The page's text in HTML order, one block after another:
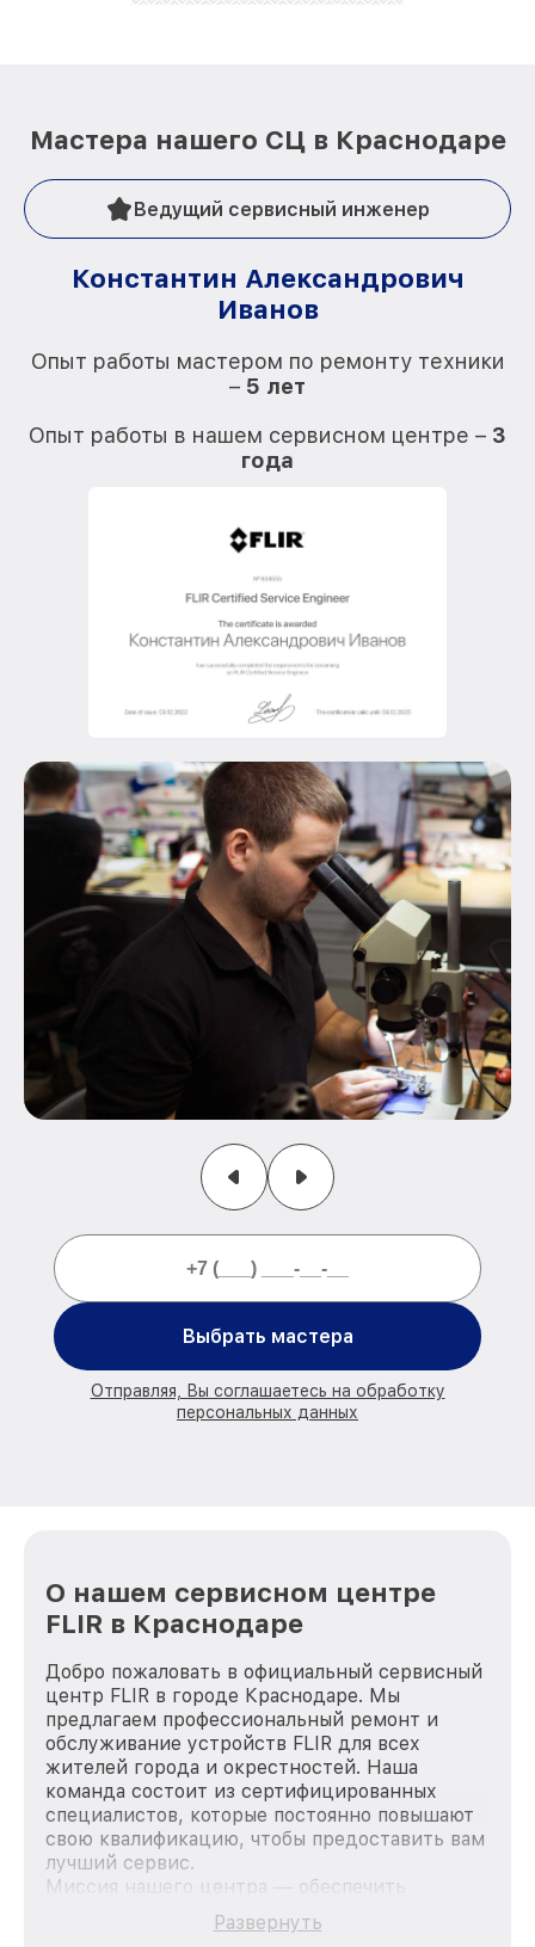
Мастера нашего СЦ в Краснодаре
Ведущий сервисный инженер
Константин Александрович
Иванов
Опыт работы мастером по ремонту техники
– 5 лет
Опыт работы в нашем сервисном центре – 3
года
Выбрать мастера
Отправляя, Вы соглашаетесь на обработку
персональных данных
О нашем сервисном центре
FLIR в Краснодаре
Добро пожаловать в официальный сервисный
центр FLIR в городе Краснодаре. Мы
предлагаем профессиональный ремонт и
обслуживание устройств FLIR для всех
жителей города и окрестностей. Наша
команда состоит из сертифицированных
специалистов, которые постоянно повышают
свою квалификацию, чтобы предоставить вам
лучший сервис.
Миссия нашего центра — обеспечить
качественный и доступный ремонт для
каждого пользователя продукции FLIR, вне
Развернуть